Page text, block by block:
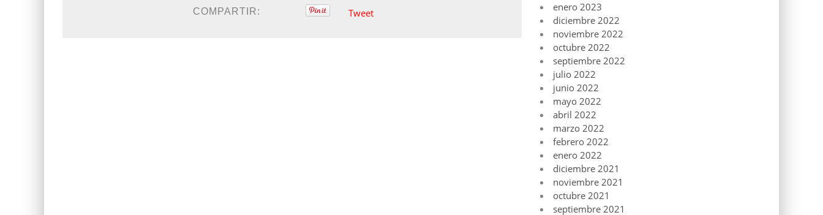
COMPARTIR: Tweet
enero 2023
diciembre 2022
noviembre 2022
octubre 2022
septiembre 2022
julio 2022
junio 2022
mayo 2022
abril 2022
marzo 2022
febrero 2022
enero 2022
diciembre 2021
noviembre 2021
octubre 2021
septiembre 2021